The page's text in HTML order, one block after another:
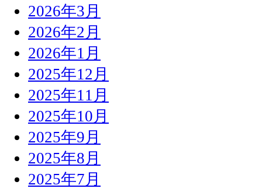
2026年3月
2026年2月
2026年1月
2025年12月
2025年11月
2025年10月
2025年9月
2025年8月
2025年7月